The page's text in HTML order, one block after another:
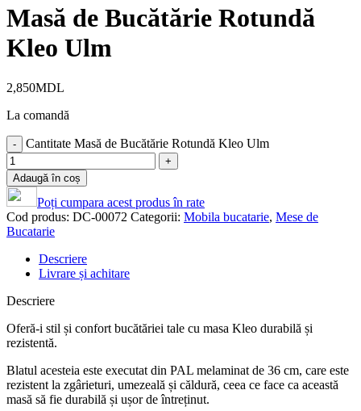
Masă de Bucătărie Rotundă
Kleo Ulm
2,850MDL
La comandă
Cantitate Masă de Bucătărie Rotundă Kleo Ulm
Adaugă în coș
Poți cumpara acest produs în rate
Cod produs: DC-00072 Categorii: Mobila bucatarie, Mese de
Bucatarie
Descriere
Livrare și achitare
Descriere
Oferă-i stil și confort bucătăriei tale cu masa Kleo durabilă și
rezistentă.
Blatul acesteia este executat din PAL melaminat de 36 cm, care este
rezistent la zgârieturi, umezeală și căldură, ceea ce face ca această
masă să fie durabilă și ușor de întreținut.